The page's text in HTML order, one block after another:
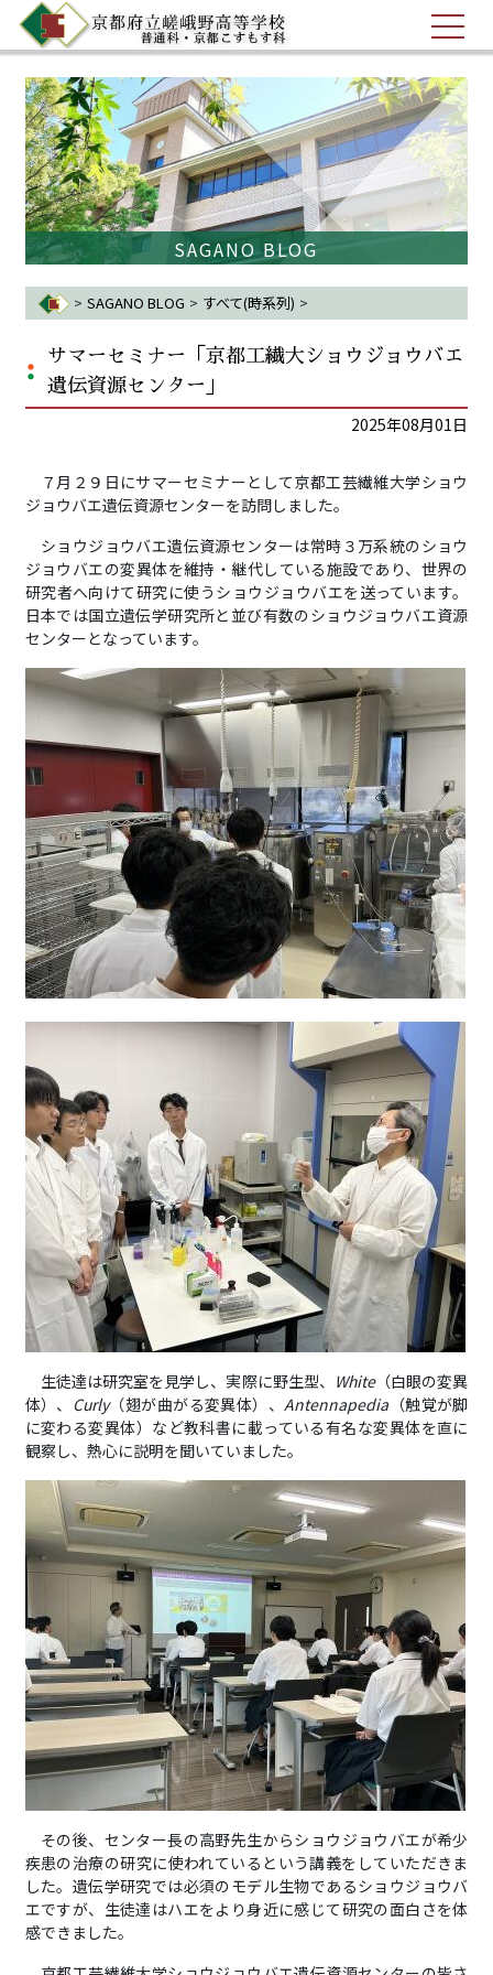
SAGANO BLOG
> SAGANO BLOG > すべて(時系列) >
サマーセミナー「京都工繊大ショウ...
サマーセミナー「京都工繊大ショウジョウバエ
遺伝資源センター」
2025年08月01日
７月２９日にサマーセミナーとして京都工芸繊維大学ショウ
ジョウバエ遺伝資源センターを訪問しました。
ショウジョウバエ遺伝資源センターは常時３万系統のショウ
ジョウバエの変異体を維持・継代している施設であり、世界の
研究者へ向けて研究に使うショウジョウバエを送っています。
日本では国立遺伝学研究所と並び有数のショウジョウバエ資源
センターとなっています。
生徒達は研究室を見学し、実際に野生型、 White（白眼の変異
体）、 Curly（翅が曲がる変異体）、Antennapedia （触覚が脚
に変わる変異体）など教科書に載っている有名な変異体を直に
観察し、熱心に説明を聞いていました。
その後、センター長の高野先生からショウジョウバエが希少
疾患の治療の研究に使われているという講義をしていただきま
した。遺伝学研究では必須のモデル生物であるショウジョウバ
エですが、生徒達はハエをより身近に感じて研究の面白さを体
感できました。